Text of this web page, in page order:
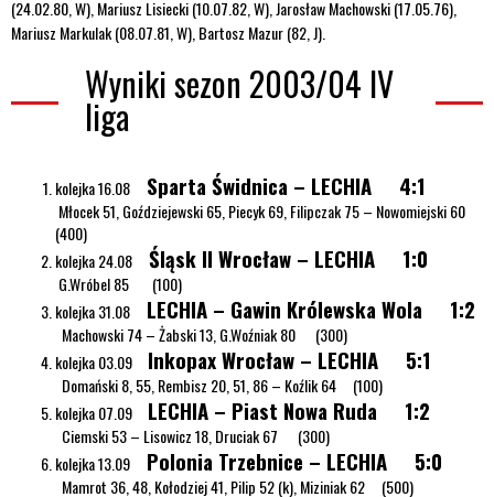
(24.02.80, W), Mariusz Lisiecki (10.07.82, W), Jarosław Machowski (17.05.76),
Mariusz Markulak (08.07.81, W), Bartosz Mazur (82, J).
Wyniki sezon 2003/04 IV
liga
kolejka 16.08 Sparta Świdnica – LECHIA 4:1
Młocek 51, Goździejewski 65, Piecyk 69, Filipczak 75 – Nowomiejski 60
(400)
kolejka 24.08 Śląsk II Wrocław – LECHIA 1:0
G.Wróbel 85 (100)
kolejka 31.08 LECHIA – Gawin Królewska Wola 1:2
Machowski 74 – Żabski 13, G.Woźniak 80 (300)
kolejka 03.09
Inkopax Wrocław – LECHIA 5:1
Domański 8, 55, Rembisz 20, 51, 86 – Koźlik 64 (100)
kolejka 07.09
LECHIA – Piast Nowa Ruda 1:2
Ciemski 53 – Lisowicz 18, Druciak 67 (300)
kolejka 13.09 Polonia Trzebnice – LECHIA 5:0
Mamrot 36, 48, Kołodziej 41, Pilip 52 (k), Miziniak 62 (500)